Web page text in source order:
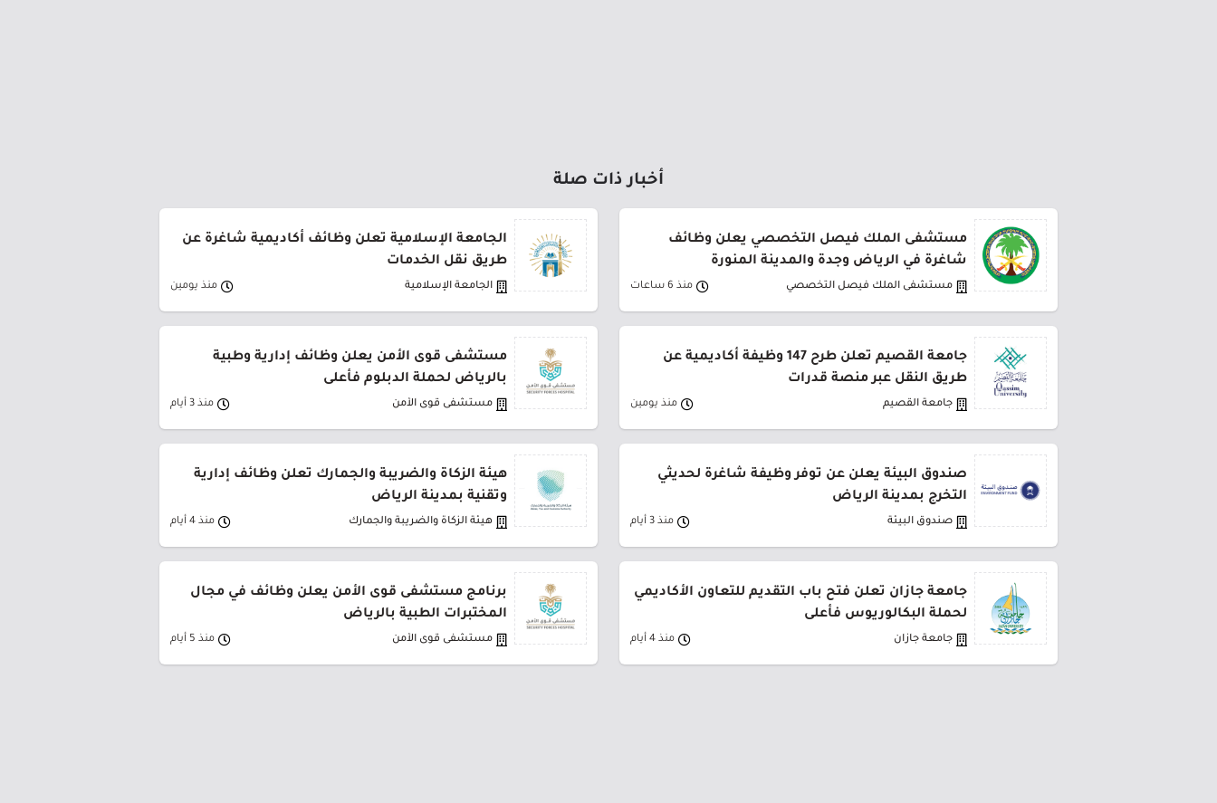
أخبار ذات صلة
مستشفى الملك فيصل التخصصي يعلن وظائف
شاغرة في الرياض وجدة والمدينة المنورة
مستشفى الملك فيصل التخصصي منذ 6 ساعات
الجامعة الإسلامية تعلن وظائف أكاديمية شاغرة عن
طريق نقل الخدمات
الجامعة الإسلامية منذ يومين
جامعة القصيم تعلن طرح 147 وظيفة أكاديمية عن
طريق النقل عبر منصة قدرات
جامعة القصيم منذ يومين
مستشفى قوى الأمن يعلن وظائف إدارية وطبية
بالرياض لحملة الدبلوم فأعلى
مستشفى قوى الأمن منذ 3 أيام
صندوق البيئة يعلن عن توفر وظيفة شاغرة لحديثي
التخرج بمدينة الرياض
صندوق البيئة منذ 3 أيام
هيئة الزكاة والضريبة والجمارك تعلن وظائف إدارية
وتقنية بمدينة الرياض
هيئة الزكاة والضريبة والجمارك منذ 4 أيام
جامعة جازان تعلن فتح باب التقديم للتعاون الأكاديمي
لحملة البكالوريوس فأعلى
جامعة جازان منذ 4 أيام
برنامج مستشفى قوى الأمن يعلن وظائف في مجال
المختبرات الطبية بالرياض
مستشفى قوى الأمن منذ 5 أيام